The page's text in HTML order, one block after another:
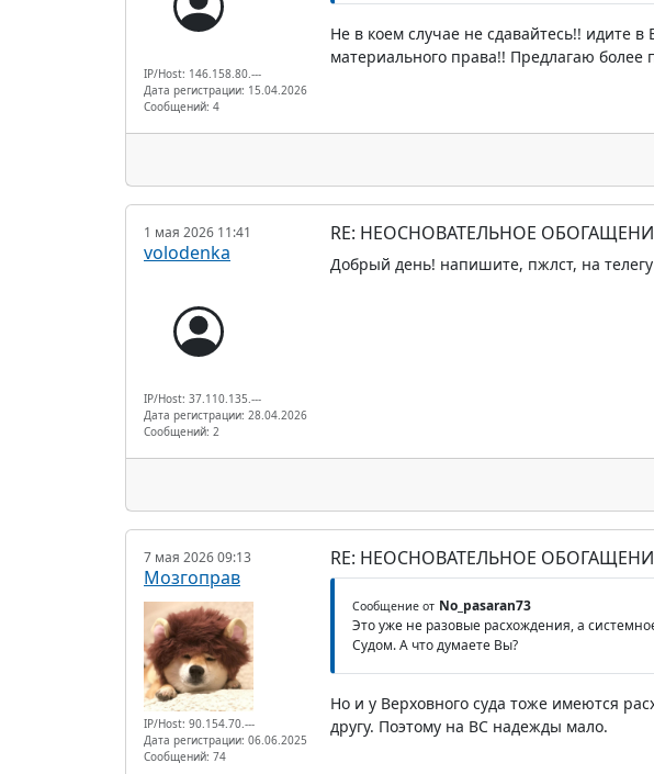
IP/Host: 146.158.80.---
Дата регистрации: 15.04.2026
Сообщений: 4
Не в коем случае не сдавайтесь!!
материального права!! Предлагаю более
1 мая 2026 11:41
volodenka
IP/Host: 37.110.135.---
Дата регистрации: 28.04.2026
Сообщений: 2
RE: НЕОСНОВАТЕЛЬНОЕ
Добрый день! напишите, пжлст, на
7 мая 2026 09:13
Мозгоправ
IP/Host: 90.154.70.---
Дата регистрации: 06.06.2025
Сообщений: 74
RE: НЕОСНОВАТЕЛЬНОЕ
Сообщение от No_pasaran73
Это уже не разовые расхождения, а
Судом. А что думаете Вы?
Но и у Верховного суда тоже имеются
другу. Поэтому на ВС надежды мало.